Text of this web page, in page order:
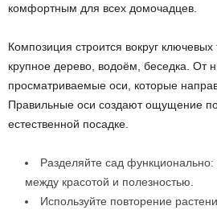
комфортным для всех домочадцев.
Композиция строится вокруг
крупное дерево, водоём, беседка. От
просматриваемые оси, которые
Правильные оси создают ощущение
естественной посадке.
Разделяйте сад
между красотой и полезностью.
Используйте повторение